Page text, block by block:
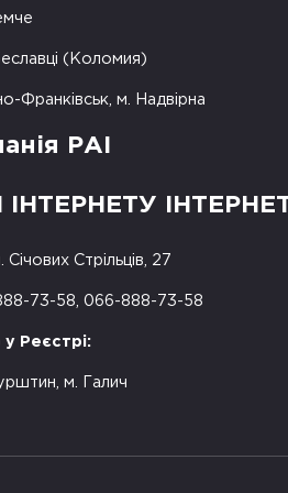
(Коломия)
Франківськ, м. Надвірна
РАІ
Стрільців, 27
73-58, 066-888-73-58
у Реєстрі:
м. Галич